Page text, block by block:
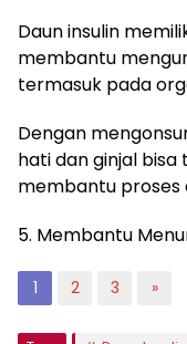
Daun insulin
membantu
termasuk pada
Dengan
hati dan ginjal
membantu proses
5. Membantu
1 2 3 »